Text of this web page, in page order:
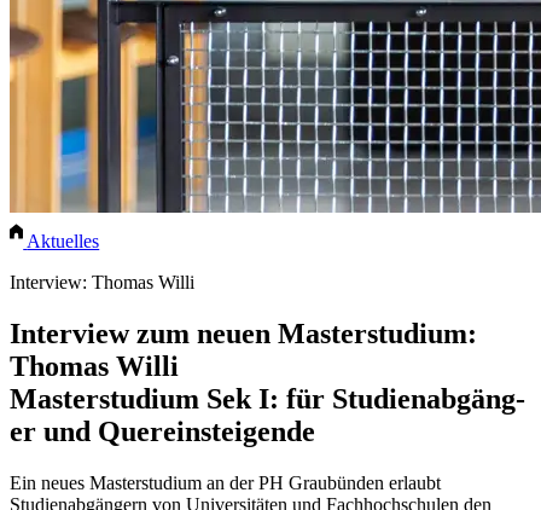
Aktuelles
Interview: Thomas Willi
Interview zum neuen Masterstudium:
Thomas Willi
Masterstudium Sek I: für Stu­dien­ab­gäng­
er und Quer­ein­stei­gen­de
Ein neues Masterstudium an der PH Graubünden erlaubt
Studienabgängern von Universitäten und Fachhochschulen den